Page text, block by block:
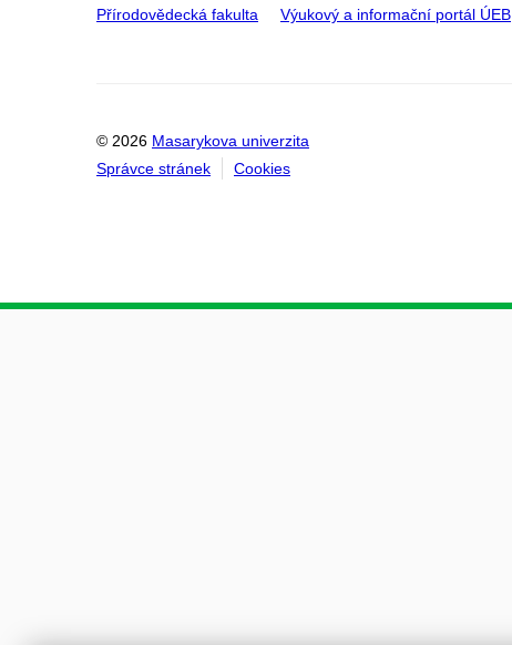
Přírodovědecká fakulta Výukový a informační portál ÚEB
© 2026 Masarykova univerzita
Správce stránek
Cookies